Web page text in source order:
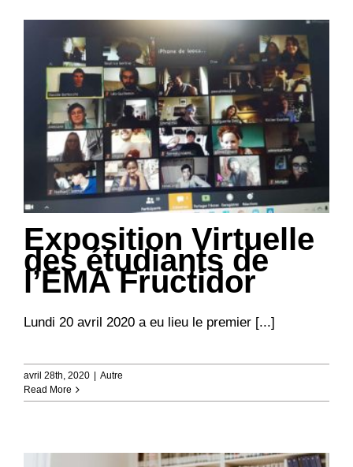
Exposition Virtuelle
des étudiants de
l’EMA Fructidor
Lundi 20 avril 2020 a eu lieu le premier [...]
avril 28th, 2020
Autre
Read More